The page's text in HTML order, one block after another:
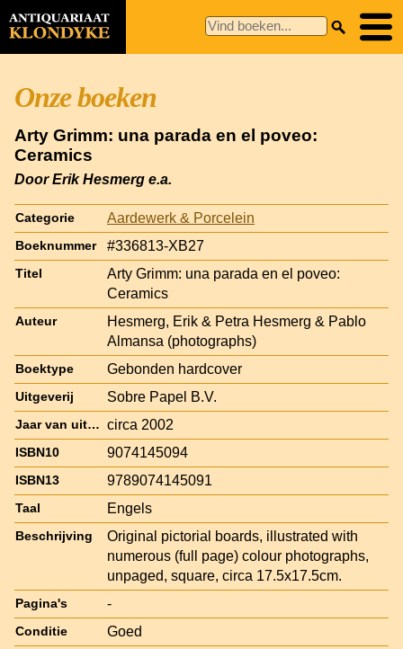
Onze boeken
Arty Grimm: una parada en el poveo:
Ceramics
Door Erik Hesmerg e.a.
Categorie Aardewerk & Porcelein
Boeknummer #336813-XB27
Titel
Arty Grimm: una parada en el poveo:
Ceramics
Auteur
Hesmerg, Erik & Petra Hesmerg & Pablo
Almansa (photographs)
Boektype Gebonden hardcover
Uitgeverij Sobre Papel B.V.
Jaar van uitgave circa 2002
ISBN10 9074145094
ISBN13 9789074145091
Taal Engels
Beschrijving
Original pictorial boards, illustrated with
numerous (full page) colour photographs,
unpaged, square, circa 17.5x17.5cm.
Pagina's -
Conditie Goed